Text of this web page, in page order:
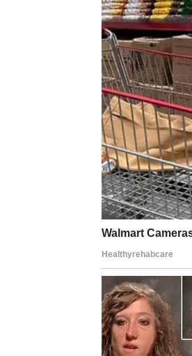
RIBE –
Za Ribe dolazi
sigurnija. Ovo je
prestanu da
U narednom
susret ili
emocije su
osećate da više
Za zauzete Ribe,
mogu započeti